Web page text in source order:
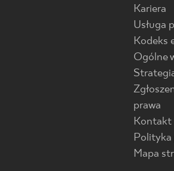
Kariera
Usługa
Kodeks
Ogólne
prawa
Kontakt
Polityka
Mapa